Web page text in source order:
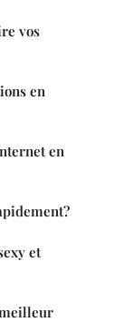
vos
en
en
et